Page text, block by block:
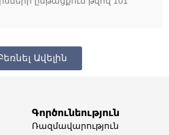
Ավելին
Գործունեություն
Ռազմավարություն